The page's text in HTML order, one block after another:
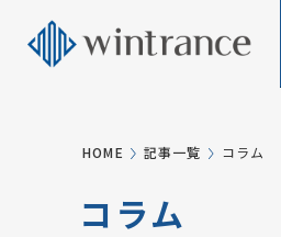
HOME 記事一覧 コラム
コラム